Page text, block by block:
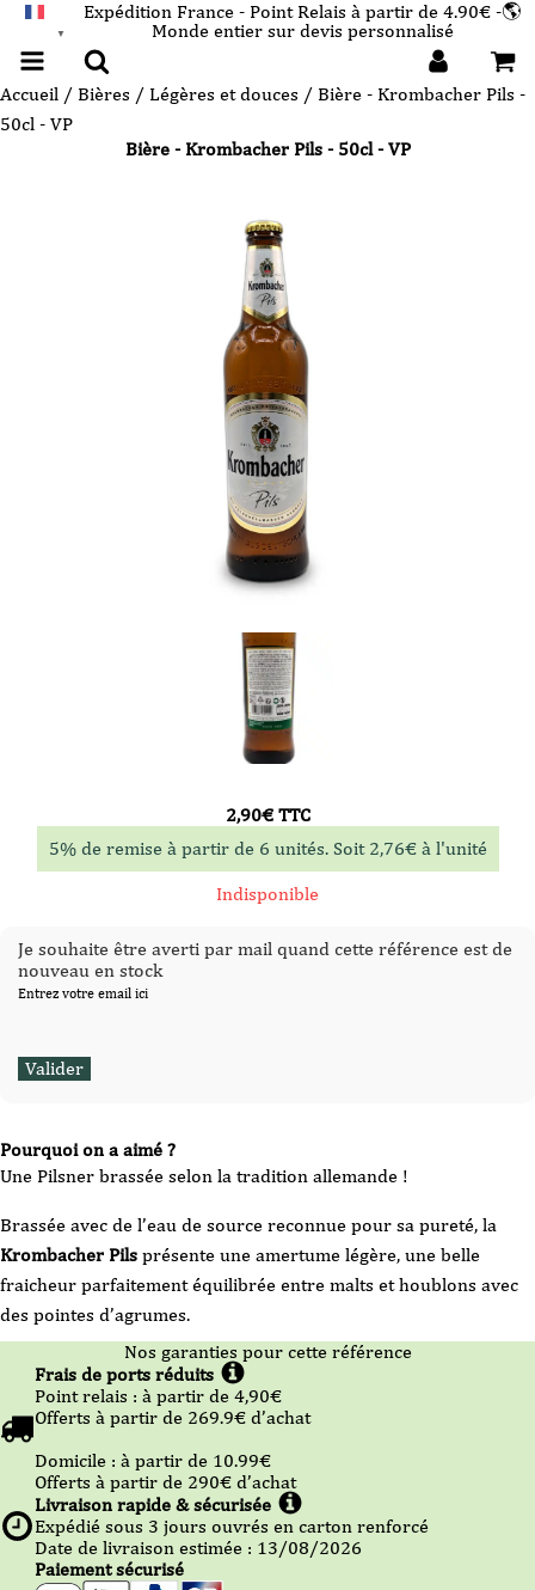
▼
Expédition France - Point Relais à partir de 4.90€ -🌎
Monde entier sur devis personnalisé
Accueil / Bières / Légères et douces / Bière - Krombacher Pils -
50cl - VP
Bière - Krombacher Pils - 50cl - VP
Pourquoi on a aimé ?
Une Pilsner brassée selon la tradition allemande !
Brassée avec de l’eau de source reconnue pour sa pureté, la
Krombacher Pils présente une amertume légère, une belle
fraicheur parfaitement équilibrée entre malts et houblons avec
des pointes d’agrumes.
2,90€TTC
5% de remise à partir de 6 unités. Soit 2,76€à l'unité
Indisponible
Je souhaite être averti par mail quand cette référence est de
nouveau en stock
Entrez votre email ici
Nos garanties pour cette référence
Frais de ports réduits
Point relais : à partir de 4,90€
Offerts à partir de 269.9€ d’achat
Domicile : à partir de 10.99€
Offerts à partir de 290€ d’achat
Livraison rapide & sécurisée
Expédié sous 3 jours ouvrés en carton renforcé
Date de livraison estimée : 13/08/2026
Paiement sécurisé